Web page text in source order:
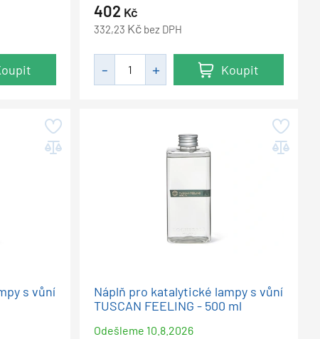
402 Kč
332,23 Kč bez DPH
Koupit
s vůní
Náplň pro katalytické lampy s vůní
TUSCAN FEELING - 500 ml
Odešleme 10.8.2026